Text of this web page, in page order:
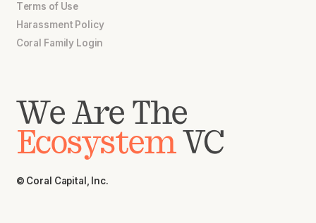
Terms of Use
Harassment Policy
Coral Family Login
We Are The
EcosystemVC
© Coral Capital, Inc.